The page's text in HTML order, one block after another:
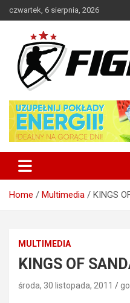
to
czwartek, 6 sierpnia, 2026
FIGHT24.PL –
Home Multimedia KINGS
MULTIMEDIA
KINGS OF
środa, 30 listopada, 2011